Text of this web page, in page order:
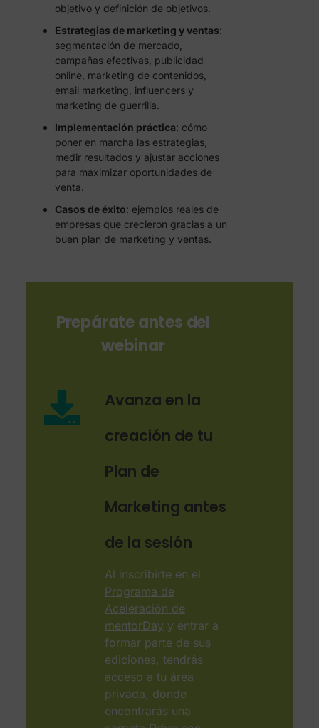
objetivo y definición de objetivos.
Estrategias de marketing y ventas:
segmentación de mercado,
campañas efectivas, publicidad
online, marketing de contenidos,
email marketing, influencers y
marketing de guerrilla.
Implementación práctica: cómo
poner en marcha las estrategias,
medir resultados y ajustar acciones
para maximizar oportunidades de
venta.
Casos de éxito: ejemplos reales de
empresas que crecieron gracias a un
buen plan de marketing y ventas.
Prepárate antes del
webinar
Avanza en la
creación de tu
Plan de
Marketing antes
de la sesión
Al inscribirte en el
Programa de
Aceleración de
mentorDay y entrar a
formar parte de sus
ediciones, tendrás
acceso a tu área
privada, donde
encontrarás una